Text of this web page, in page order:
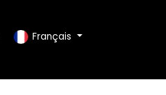
Français